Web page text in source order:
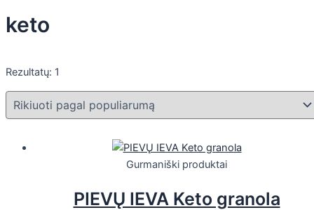
keto
Rezultatų: 1
Gurmaniški produktai
PIEVŲ IEVA Keto granola